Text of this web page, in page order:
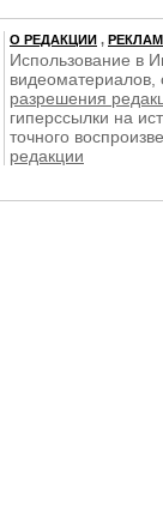
О РЕДАКЦИИ ,
Использование в
видеоматериалов,
разрешения
гиперссылки на
точного
редакции